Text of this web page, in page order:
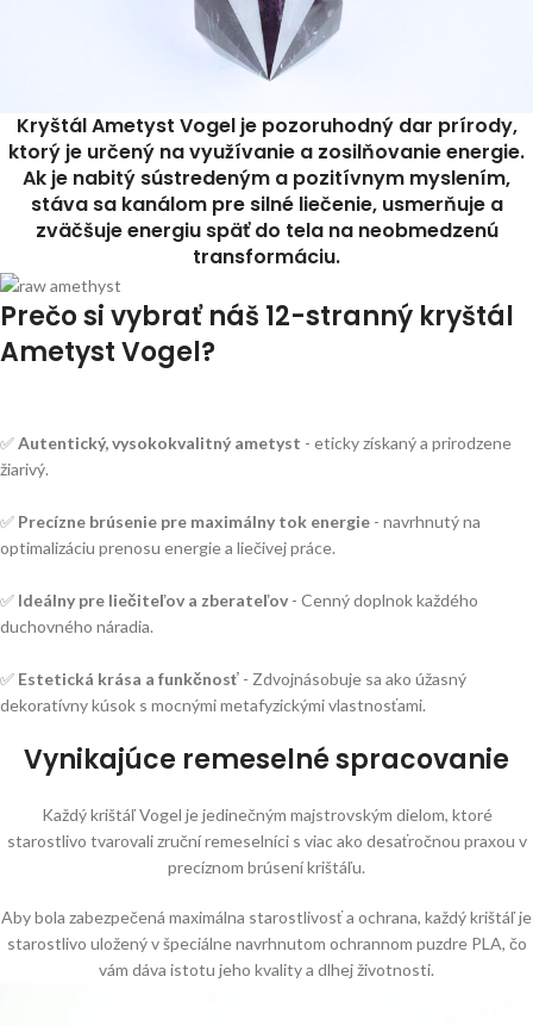
Kryštál Ametyst Vogel je pozoruhodný dar prírody,
ktorý je určený na využívanie a zosilňovanie energie.
Ak je nabitý sústredeným a pozitívnym myslením,
stáva sa kanálom pre silné liečenie, usmerňuje a
zväčšuje energiu späť do tela na neobmedzenú
transformáciu.
Prečo si vybrať náš 12-stranný kryštál
Ametyst Vogel?
✅Autentický, vysokokvalitný ametyst - eticky získaný a prirodzene
žiarivý.
✅ Precízne brúsenie pre maximálny tok energie - navrhnutý na
optimalizáciu prenosu energie a liečivej práce.
✅ Ideálny pre liečiteľov a zberateľov - Cenný doplnok každého
duchovného náradia.
✅ Estetická krása a funkčnosť - Zdvojnásobuje sa ako úžasný
dekoratívny kúsok s mocnými metafyzickými vlastnosťami.
Vynikajúce remeselné spracovanie
Každý krištáľ Vogel je jedinečným majstrovským dielom, ktoré
starostlivo tvarovali zruční remeselníci s viac ako desaťročnou praxou v
precíznom brúsení krištáľu.
Aby bola zabezpečená maximálna starostlivosť a ochrana, každý krištáľ je
starostlivo uložený v špeciálne navrhnutom ochrannom puzdre PLA, čo
vám dáva istotu jeho kvality a dlhej životnosti.